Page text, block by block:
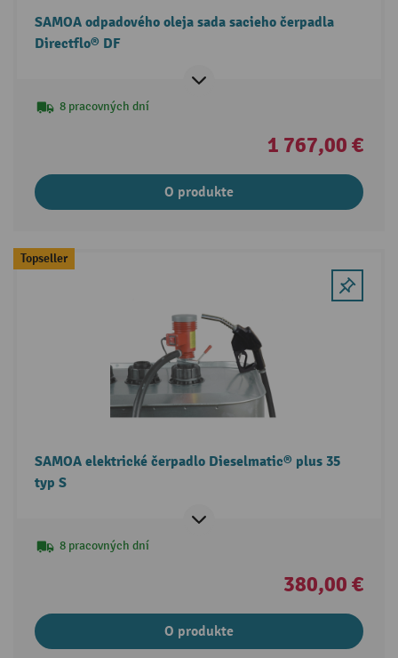
SAMOA odpadového oleja sada sacieho čerpadla
Directflo® DF
8 pracovných dní
1 767,00 €
O produkte
Topseller
SAMOA elektrické čerpadlo Dieselmatic® plus 35
typ S
8 pracovných dní
380,00 €
O produkte